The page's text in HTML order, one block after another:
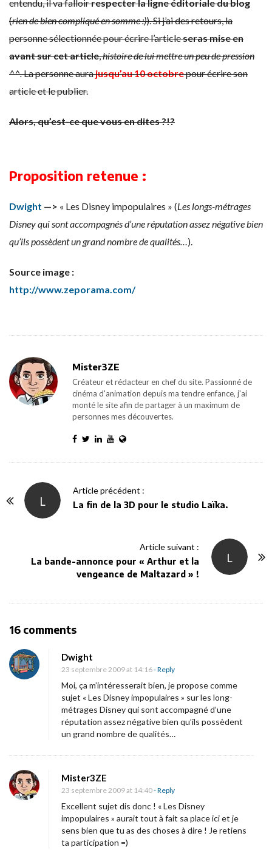
entendu, il va falloirrespecter la ligne éditoriale du blog
(rien de bien compliqué en somme :)). Si j’ai des retours, la
personne sélectionnée pour écrire l’articleseras mise en
avant sur cet article,histoire de lui mettre un peu de pression
^^.La personne aurajusqu’au 10 octobrepour écrire son
article et le publier.
Alors, qu’est-ce que vous en dites ?!?
Proposition retenue :
Dwight —> « Les Disney impopulaires » (Les longs-métrages
Disney qui sont accompagnés d’une réputation assez négative bien
qu’ils possèdent un grand nombre de qualités…).
Source image :
http://www.zeporama.com/
Mister3ZE
Créateur et rédacteur en chef du site. Passionné de
cinéma d'animation depuis ma tendre enfance, j'ai
monté le site afin de partager à un maximum de
personnes mes découvertes.
L
Article précédent :
La fin de la 3D pour le studio Laïka.
L
Article suivant :
La bande-annonce pour « Arthur et la
vengeance de Maltazard » !
16 commentsO
K
k
i
c
q
u
i
v
a
é
Dwight
23 septembre 2009 at 14:16- Reply
Moi, ça m’intéresserait bien, je propose comme
sujet « Les Disney impopulaires » sur les long-
métrages Disney qui sont accompagné d’une
réputation assez négative bien qu’ils possèdent
un grand nombre de qualités…
Mister3ZE
23 septembre 2009 at 14:40- Reply
Excellent sujet dis donc ! « Les Disney
impopulaires » aurait tout à fait sa place ici et je
sens bien que tu as des choses à dire ! Je retiens
ta participation =)